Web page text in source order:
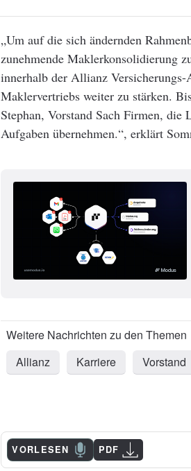
„Um auf die sich ändernden
zunehmende Maklerkonsolidierung
innerhalb der Allianz
Maklervertriebs weiter zu stärken.
Stephan, Vorstand Sach Firmen, die
Aufgaben übernehmen.“, erklärt
Allianz Karriere Vorstand
VORLESEN PDF